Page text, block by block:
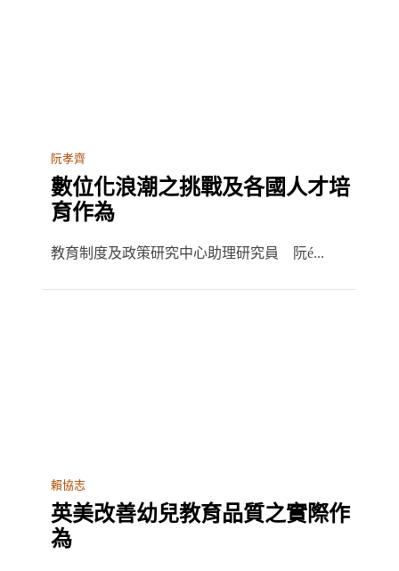
阮孝齊
數位化浪潮之挑戰及各國人才培
育作為
教育制度及政策研究中心助理研究員 阮é...
賴協志
英美改善幼兒教育品質之實際作
為